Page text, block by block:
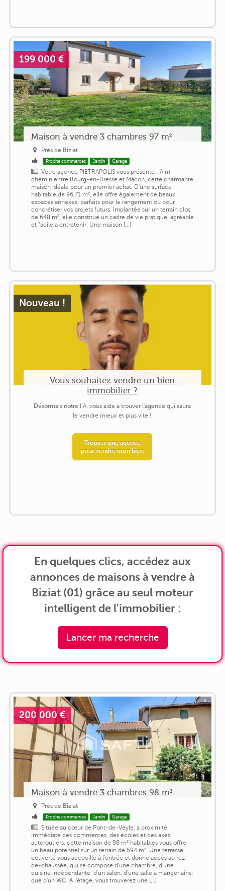
199 000 €
Maison à vendre 3 chambres 97 m²
Près de Biziat
Proche commerces Jardin Garage
Votre agence PIETRAPOLIS vous présente : A mi-
chemin entre Bourg-en-Bresse et Mâcon, cette charmante
maison idéale pour un premier achat. D'une surface
habitable de 96,71 m², elle offre également de beaux
espaces annexes, parfaits pour le rangement ou pour
concrétiser vos projets futurs. Implantée sur un terrain clos
de 648 m², elle constitue un cadre de vie pratique, agréable
et facile à entretenir. Une maison [...]
Nouveau !
Vous souhaitez vendre un bien
immobilier ?
Désormais notre I.A. vous aide à trouver l'agence qui saura
le vendre mieux et plus vite !
Trouver une agence
pour vendre mon bien
En quelques clics, accédez aux
annonces de maisons à vendre à
Biziat (01) grâce au seul moteur
intelligent de l'immobilier :
Lancer ma recherche
200 000 €
Maison à vendre 3 chambres 98 m²
Près de Biziat
Proche commerces Jardin Garage
Située au cœur de Pont-de-Veyle, à proximité
immédiate des commerces, des écoles et des axes
autoroutiers, cette maison de 98 m² habitables vous offre
un beau potentiel sur un terrain de 594 m². Une terrasse
couverte vous accueille à l'entrée et donne accès au rez-
de-chaussée, qui se compose d'une chambre, d'une
cuisine indépendante, d'un salon, d'une salle à manger ainsi
que d'un WC. À l'étage, vous trouverez une [...]